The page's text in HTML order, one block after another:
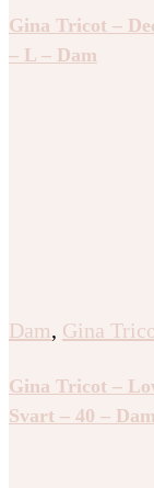
Gina Tricot –
– L – Dam
Dam, Gina
Gina Tricot –
Svart – 40 – Dam